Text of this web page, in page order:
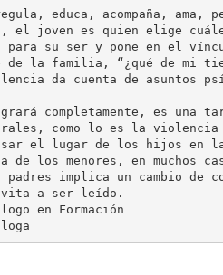
educa, acompaña, ama,
joven es quien elige
su ser y pone en el
de la familia, “¿qué de mi
da cuenta de asuntos
completamente, es una
como lo es la
el lugar de los hijos en la
los menores, en muchos
implica un cambio de
a ser leído.
en Formación